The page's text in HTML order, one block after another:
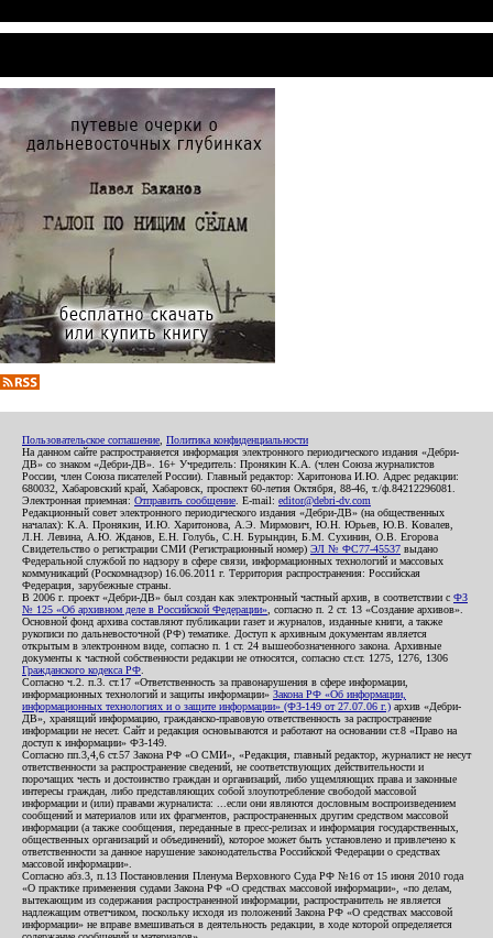
Пользовательское соглашение Политика конфиденциальности
На данном сайте распространяется информация электронного периодического издания «Дебри-
ДВ» со знаком «Дебри-ДВ». 16+ Учредитель: Пронякин К.А. (член Союза журналистов
России, член Союза писателей России). Главный редактор: Харитонова И.Ю. Адрес редакции:
680032, Хабаровский край, Хабаровск, проспект 60-летия Октября, 88-46, т./ф.84212296081.
Электронная приемная: Отправить сообщение . E-mail: editor@debri-dv.com
Редакционный совет электронного периодического издания «Дебри-ДВ» (на общественных
началах): К.А. Пронякин, И.Ю. Харитонова, А.Э. Мирмович, Ю.Н. Юрьев, Ю.В. Ковалев,
Л.Н. Левина, А.Ю. Жданов, Е.Н. Голубь, С.Н. Бурындин, Б.М. Сухинин, О.В. Егорова
Свидетельство о регистрации СМИ (Регистрационный номер) ЭЛ № ФС77-45537 выдано
Федеральной службой по надзору в сфере связи, информационных технологий и массовых
коммуникаций (Роскомнадзор) 16.06.2011 г. Территория распространения: Российская
Федерация, зарубежные страны.
В 2006 г. проект «Дебри-ДВ» был создан как электронный частный архив, в соответствии с ФЗ
№ 125 «Об архивном деле в Российской Федерации» , согласно п. 2 ст. 13 «Создание архивов».
Основной фонд архива составляют публикации газет и журналов, изданные книги, а также
рукописи по дальневосточной (РФ) тематике. Доступ к архивным документам является
открытым в электронном виде, согласно п. 1 ст. 24 вышеобозначенного закона. Архивные
документы к частной собственности редакции не относятся, согласно ст.ст. 1275, 1276, 1306
Гражданского кодекса РФ
Согласно ч.2. п.3. ст.17 «Ответственность за правонарушения в сфере информации,
информационных технологий и защиты информации» Закона РФ «Об информации,
информационных технологиях и о защите информации» (ФЗ-149 от 27.07.06 г.) архив «Дебри-
ДВ», хранящий информацию, гражданско-правовую ответственность за распространение
информации не несет. Сайт и редакция основываются и работают на основании ст.8 «Право на
доступ к информации» ФЗ-149.
Согласно пп.3,4,6 ст.57 Закона РФ «О СМИ», «Редакция, главный редактор, журналист не несут
ответственности за распространение сведений, не соответствующих действительности и
порочащих честь и достоинство граждан и организаций, либо ущемляющих права и законные
интересы граждан, либо представляющих собой злоупотребление свободой массовой
информации и (или) правами журналиста: ...если они являются дословным воспроизведением
сообщений и материалов или их фрагментов, распространенных другим средством массовой
информации (а также сообщения, переданные в пресс-релизах и информация государственных,
общественных организаций и объединений), которое может быть установлено и привлечено к
ответственности за данное нарушение законодательства Российской Федерации о средствах
массовой информации».
Согласно абз.3, п.13 Постановления Пленума Верховного Суда РФ №16 от 15 июня 2010 года
«О практике применения судами Закона РФ «О средствах массовой информации», «по делам,
вытекающим из содержания распространенной информации, распространитель не является
надлежащим ответчиком, поскольку исходя из положений Закона РФ «О средствах массовой
информации» не вправе вмешиваться в деятельность редакции, в ходе которой определяется